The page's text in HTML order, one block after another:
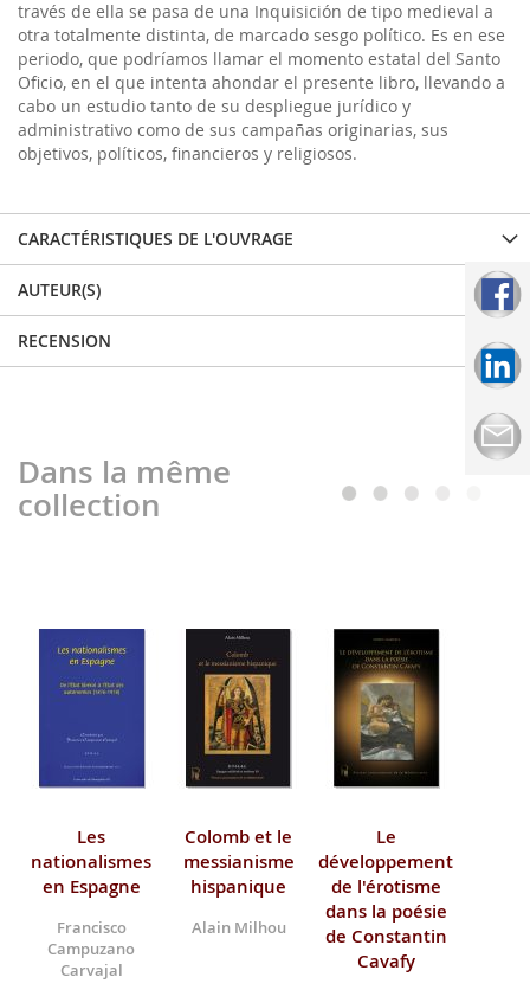
través de ella se pasa de una Inquisición de tipo medieval a
otra totalmente distinta, de marcado sesgo político. Es en ese
periodo, que podríamos llamar el momento estatal del Santo
Oficio, en el que intenta ahondar el presente libro, llevando a
cabo un estudio tanto de su despliegue jurídico y
administrativo como de sus campañas originarias, sus
objetivos, políticos, financieros y religiosos.
CARACTÉRISTIQUES DE L'OUVRAGE
AUTEUR(S)
RECENSION
Dans la même
collection
Les
nationalismes
en Espagne
Francisco
Campuzano
Carvajal
Colomb et le
messianisme
hispanique
Alain Milhou
Le
développement
de l'érotisme
dans la poésie
de Constantin
Cavafy